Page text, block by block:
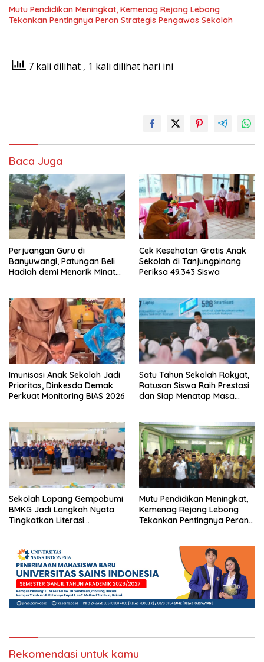
Mutu Pendidikan Meningkat, Kemenag Rejang Lebong
Tekankan Pentingnya Peran Strategis Pengawas Sekolah
7 kali dilihat , 1 kali dilihat hari ini
Baca Juga
Perjuangan Guru di
Banyuwangi, Patungan Beli
Hadiah demi Menarik Minat
Cek Kesehatan Gratis Anak
Sekolah di Tanjungpinang
Periksa 49.343 Siswa
Imunisasi Anak Sekolah Jadi
Prioritas, Dinkesda Demak
Perkuat Monitoring BIAS 2026
Satu Tahun Sekolah Rakyat,
Ratusan Siswa Raih Prestasi
dan Siap Menatap Masa
Sekolah Lapang Gempabumi
BMKG Jadi Langkah Nyata
Tingkatkan Literasi
Mutu Pendidikan Meningkat,
Kemenag Rejang Lebong
Tekankan Pentingnya Peran
Rekomendasi untuk kamu